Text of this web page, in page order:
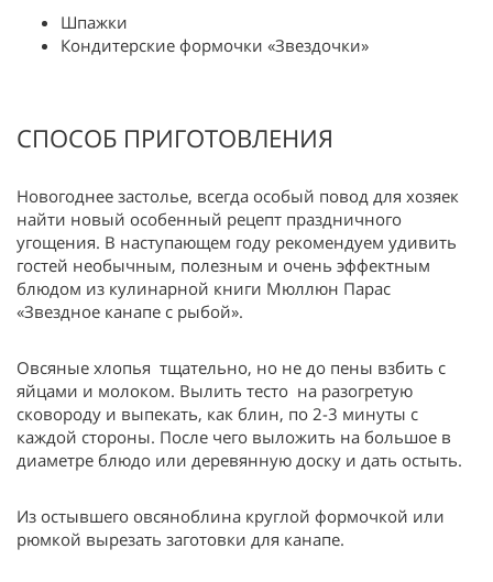
Шпажки
Кондитерские формочки «Звездочки»
СПОСОБ ПРИГОТОВЛЕНИЯ
Новогоднее застолье, всегда особый повод для хозяек
найти новый особенный рецепт праздничного
угощения. В наступающем году рекомендуем удивить
гостей необычным, полезным и очень эффектным
блюдом из кулинарной книги Мюллюн Парас
«Звездное канапе с рыбой».
Овсяные хлопья тщательно, но не до пены взбить с
яйцами и молоком. Вылить тесто на разогретую
сковороду и выпекать, как блин, по 2-3 минуты с
каждой стороны. После чего выложить на большое в
диаметре блюдо или деревянную доску и дать остыть.
Из остывшего овсяноблина круглой формочкой или
рюмкой вырезать заготовки для канапе.